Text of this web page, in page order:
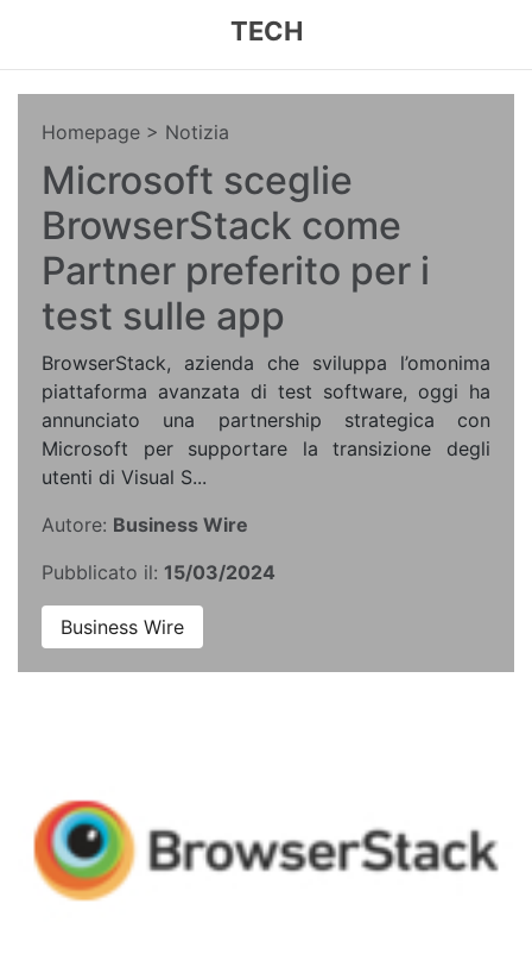
TECH
Homepage > Notizia
Microsoft sceglie
BrowserStack come
Partner preferito per i
test sulle app
BrowserStack, azienda che sviluppa l’omonima
piattaforma avanzata di test software, oggi ha
annunciato una partnership strategica con
Microsoft per supportare la transizione degli
utenti di Visual S...
Autore: Business Wire
Pubblicato il: 15/03/2024
Business Wire